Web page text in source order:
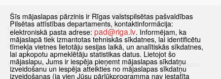
Departamenta darba laiks:
Pirmdiena, Ceturtdiena: 8.30 – 18.00
Otrdiena, Trešdiena: 8.30 – 17.00
Piektdiena: 8.30 – 15.00
Klātienes konsultācijas pieejamas tikai ar iepriekšēju pierakstu.
Šīs mājaslapas pārzinis ir Rīgas valstspilsētas pašvaldības
Pilsētas attīstības departaments, kontaktinformācija:
elektroniskā pasta adrese: pad@riga.lv. Informējam, ka
mājaslapā tiek izmantotas tehniskās sīkdatnes, lai identificētu
tīmekļa vietnes lietotāju sesijas laikā, un analītiskās sīkdatnes,
lai apkopotu apmeklētāju statistikas datus. Lietojot šo
mājaslapu, Jums ir iespēja pieņemt mājaslapas sīkdatņu
izveidošanu un iespēja atteikties no mājaslapas sīkdatņu
izveidošanas (ja vien Jūsu pārlūkprogramma nav iestatīta